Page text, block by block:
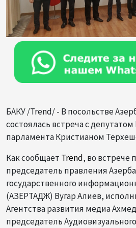
БАКУ /Trend/ - В посольстве
состоялась встреча с
парламента Кристианом
Как сообщает Trend, во встрече
председатель правления
государственного
(АЗЕРТАДЖ) Вугар Алиев,
Агентства развития медиа
председатель